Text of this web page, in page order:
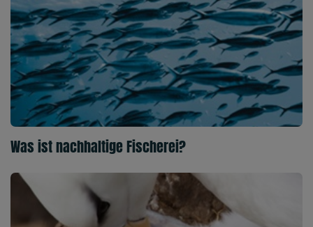
Was ist nachhaltige Fischerei?